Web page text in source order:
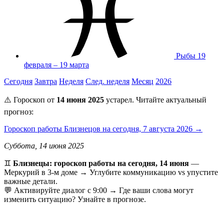
Рыбы 19
февраля – 19 марта
Сегодня Завтра Неделя След. неделя Месяц 2026
⚠️ Гороскоп от 14 июня 2025 устарел. Читайте актуальный
прогноз:
Гороскоп работы Близнецов на сегодня, 7 августа 2026 →
Суббота, 14 июня 2025
♊️ Близнецы: гороскоп работы на сегодня, 14 июня —
Меркурий в 3-м доме → Углубите коммуникацию vs упустите
важные детали.
💬 Активируйте диалог с 9:00 → Где ваши слова могут
изменить ситуацию? Узнайте в прогнозе.